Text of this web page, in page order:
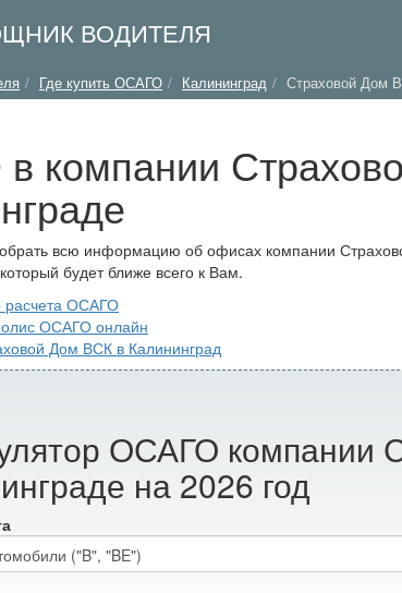
ВОДИТЕЛЯ
Где купить ОСАГО Калининград Страховой Дом
компании
всю информацию об офисах компании
будет ближе всего к Вам.
расчета ОСАГО
ОСАГО онлайн
Дом ВСК в Калининград
ОСАГО компании
на 2026 год